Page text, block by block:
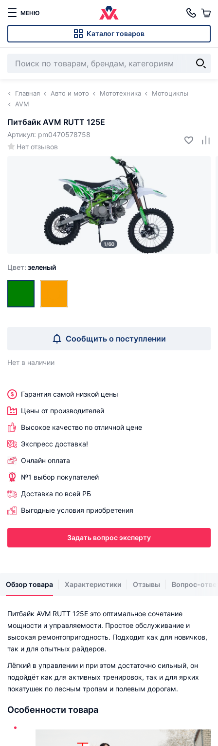
МЕНЮ
Каталог товаров
Главная Авто и мото Мототехника
Мотоциклы
AVM
Питбайк AVM RUTT 125E
Нет отзывов
Артикул: pm0470578758
1/60
Цвет: зеленый
Сообщить о поступлении
Нет в наличии
Гарантия самой низкой цены
Цены от производителей
Высокое качество по отличной цене
Экспресс доставка!
Онлайн оплата
№1 выбор покупателей
Доставка по всей РБ
Выгодные условия приобретения
Задать вопрос эксперту
Обзор товара Характеристики Отзывы Вопрос-
Питбайк AVM RUTT 125E это оптимальное сочетание
мощности и управляемости. Простое обслуживание и
высокая ремонтопригодность. Подходит как для новичков,
так и для опытных райдеров.
Лёгкий в управлении и при этом достаточно сильный, он
подойдёт как для активных тренировок, так и для ярких
покатушек по лесным тропам и полевым дорогам.
Особенности товара